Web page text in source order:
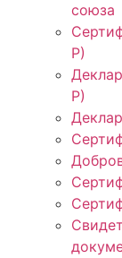
союза
Р)
Р)